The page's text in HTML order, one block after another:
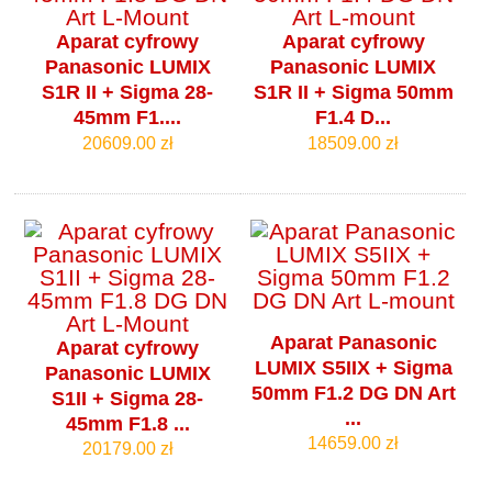
Aparat cyfrowy
Panasonic LUMIX
S1R II + Sigma 28-
45mm F1....
20609.00 zł
Aparat cyfrowy
Panasonic LUMIX
S1R II + Sigma 50mm
F1.4 D...
18509.00 zł
Aparat cyfrowy
Panasonic LUMIX
S1II + Sigma 28-
45mm F1.8 ...
20179.00 zł
Aparat Panasonic
LUMIX S5IIX + Sigma
50mm F1.2 DG DN Art
...
14659.00 zł